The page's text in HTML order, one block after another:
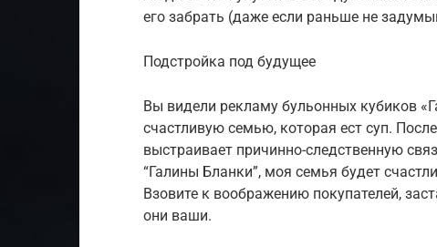
его забрать (даже если раньше не
Подстройка под будущее
Вы видели рекламу бульонных кубиков
счастливую семью, которая ест суп.
выстраивает причинно-следственную
“Галины Бланки”, моя семья будет
Взовите к воображению покупателей,
они ваши.